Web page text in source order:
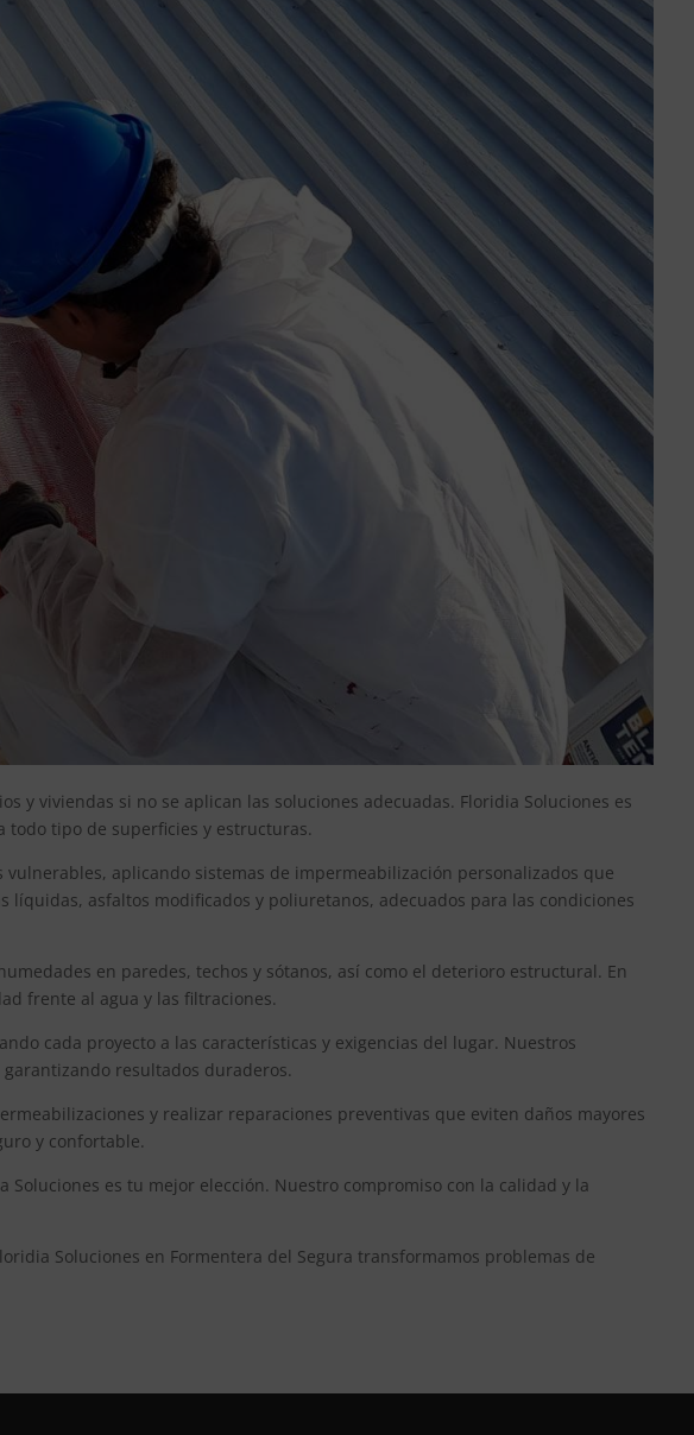
y viviendas si no se aplican las soluciones adecuadas. Floridia Soluciones es
todo tipo de superficies y estructuras.
aplicando sistemas de impermeabilización personalizados que
asfaltos modificados y poliuretanos, adecuados para las condiciones
en paredes, techos y sótanos, así como el deterioro estructural. En
frente al agua y las filtraciones.
cada proyecto a las características y exigencias del lugar. Nuestros
resultados duraderos.
y realizar reparaciones preventivas que eviten daños mayores
y confortable.
es tu mejor elección. Nuestro compromiso con la calidad y la
Soluciones en Formentera del Segura transformamos problemas de